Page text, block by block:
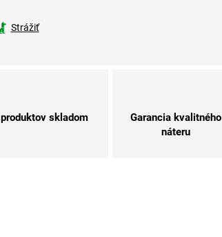
Strážiť
produktov skladom
Garancia kvalitného
náteru